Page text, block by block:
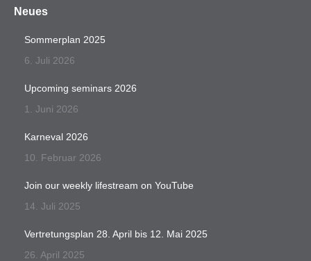
Neues
Sommerplan 2025
6. Juli 2026
Upcoming seminars 2026
1. Juni 2026
Karneval 2026
10. Februar 2026
Join our weekly lifestream on YouTube
14. Juli 2025
Vertretungsplan 28. April bis 12. Mai 2025
26. April 2025